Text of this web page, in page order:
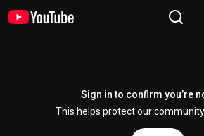
Sign in to confirm you’re
This helps protect our community.